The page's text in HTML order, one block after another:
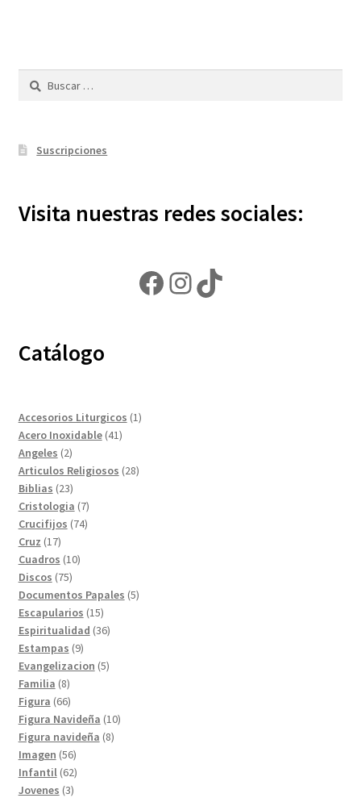
Buscar:
Suscripciones
Visita nuestras redes sociales:
Facebook
Instagram
TikTok
Catálogo
Accesorios Liturgicos 11
Acero Inoxidable 4141
Angeles 22
productos
Articulos Religiosos 2828
Biblias 2323
productos
Cristologia 77
productos
Crucifijos 7474
Cruz 1717
productos
Cuadros 1010
Discos 7575
productos
Documentos Papales 55
Escapularios 1515
productos
Espiritualidad 3636
Estampas 99
productos
Evangelizacion 55
Familia 88
productos
Figura 6666
productos
Figura Navideña 1010
Figura navideña 88
Imagen 5656
productos
Infantil 6262
productos
Jovenes 33